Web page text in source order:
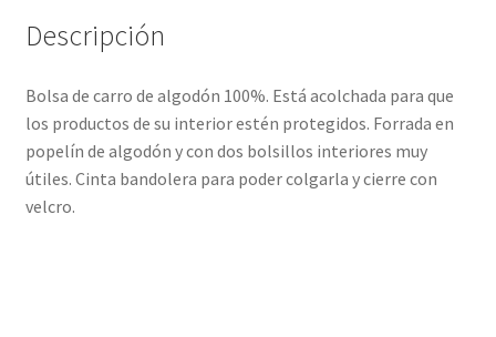
Descripción
Bolsa de carro de algodón 100%. Está acolchada para que
los productos de su interior estén protegidos. Forrada en
popelín de algodón y con dos bolsillos interiores muy
útiles. Cinta bandolera para poder colgarla y cierre con
velcro.